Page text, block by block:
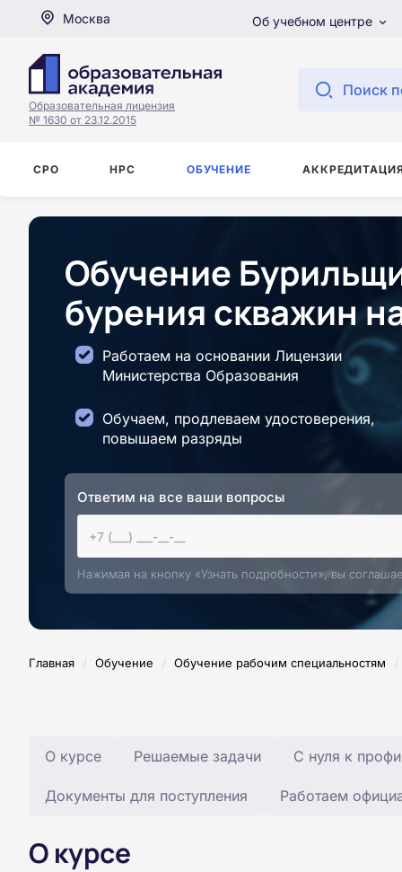
Москва Об учебном центре
Образовательная лицензия
№ 1630 от 23.12.2015
Поиск
СРО НРС ОБУЧЕНИЕ
Обучение
бурения скважин
Работаем на основании Лицензии
Министерства Образования
Обучаем, продлеваем удостоверения,
повышаем разряды
Ответим на все ваши вопросы
Нажимая на кнопку «Узнать подробности», вы
Главная / Обучение / Обучение рабочим специальностям /
О курсе Решаемые задачи С нуля к профи
Документы для поступления Работаем
О курсе